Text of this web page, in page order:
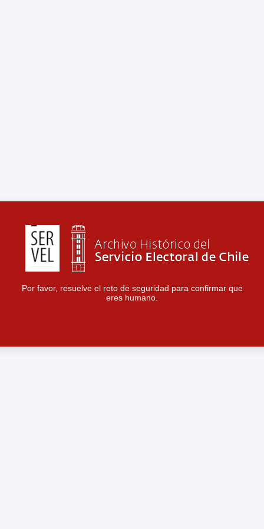
Por favor, resuelve el reto de seguridad para confirmar que
eres humano.